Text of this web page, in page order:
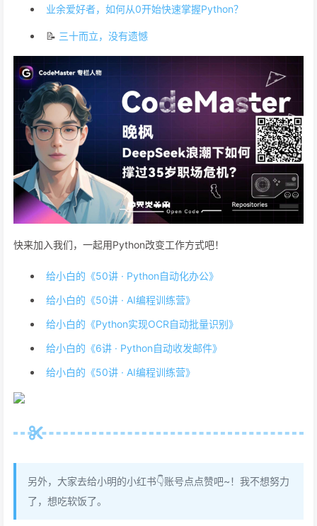
业余爱好者，如何从0开始快速掌握Python？
📝 三十而立，没有遗憾
快来加入我们，一起用Python改变工作方式吧！
给小白的《50讲 · Python自动化办公》
给小白的《50讲 · AI编程训练营》
给小白的《Python实现OCR自动批量识别》
给小白的《6讲 · Python自动收发邮件》
给小白的《50讲 · AI编程训练营》
另外，大家去给小明的小红书👇账号点点赞吧~！我不想努力
了，想吃软饭了。